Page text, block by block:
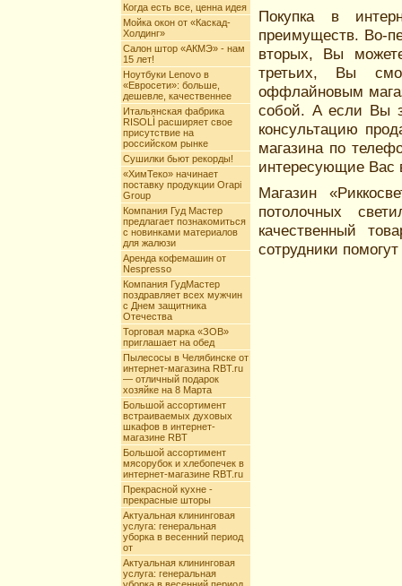
Когда есть все, ценна идея
Мойка окон от «Каскад-
Холдинг»
Салон штор «АКМЭ» - нам
15 лет!
Ноутбуки Lenovo в
«Евросети»: больше,
дешевле, качественнее
Итальянская фабрика
RISOLÌ расширяет свое
присутствие на
российском рынке
Сушилки бьют рекорды!
«ХимТеко» начинает
поставку продукции Orapi
Group
Компания Гуд Мастер
предлагает познакомиться
с новинками материалов
для жалюзи
Аренда кофемашин от
Nespresso
Компания ГудМастер
поздравляет всех мужчин
с Днем защитника
Отечества
Торговая марка «ЗОВ»
приглашает на обед
Пылесосы в Челябинске от
интернет-магазина RBT.ru
— отличный подарок
хозяйке на 8 Марта
Большой ассортимент
встраиваемых духовых
шкафов в интернет-
магазине RBT
Большой ассортимент
мясорубок и хлебопечек в
интернет-магазине RBT.ru
Прекрасной кухне -
прекрасные шторы
Актуальная клининговая
услуга: генеральная
уборка в весенний период
от
Актуальная клининговая
услуга: генеральная
Покупка в
преимуществ. Во-
вторых, Вы
третьих, Вы
оффлайновым
собой. А если Вы
консультацию
магазина по
интересующие Вас
Магазин
потолочных
качественный
сотрудники